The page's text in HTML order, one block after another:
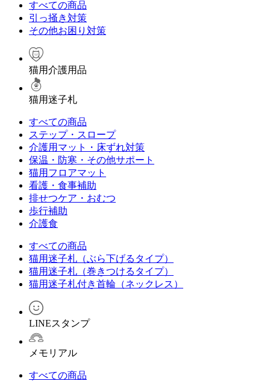
すべての商品
引っ掻き対策
その他お困り対策
猫用介護用品
猫用迷子札
すべての商品
ステップ・スロープ
介護用マット・床ずれ対策
保温・防寒・その他サポート
猫用フロアマット
看護・食事補助
排せつケア・おむつ
歩行補助
介護食
すべての商品
猫用迷子札（ぶら下げるタイプ）
猫用迷子札（巻きつけるタイプ）
猫用迷子札付き首輪（ネックレス）
LINEスタンプ
メモリアル
すべての商品